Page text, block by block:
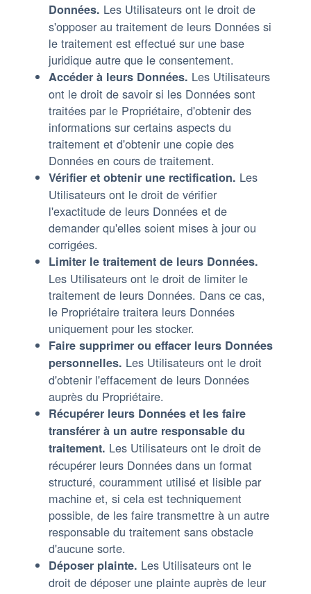
Données. Les Utilisateurs ont le droit de
s'opposer au traitement de leurs Données si
le traitement est effectué sur une base
juridique autre que le consentement.
Accéder à leurs Données. Les Utilisateurs
ont le droit de savoir si les Données sont
traitées par le Propriétaire, d'obtenir des
informations sur certains aspects du
traitement et d'obtenir une copie des
Données en cours de traitement.
Vérifier et obtenir une rectification. Les
Utilisateurs ont le droit de vérifier
l'exactitude de leurs Données et de
demander qu'elles soient mises à jour ou
corrigées.
Limiter le traitement de leurs Données.
Les Utilisateurs ont le droit de limiter le
traitement de leurs Données. Dans ce cas,
le Propriétaire traitera leurs Données
uniquement pour les stocker.
Faire supprimer ou effacer leurs Données
personnelles. Les Utilisateurs ont le droit
d'obtenir l'effacement de leurs Données
auprès du Propriétaire.
Récupérer leurs Données et les faire
transférer à un autre responsable du
traitement. Les Utilisateurs ont le droit de
récupérer leurs Données dans un format
structuré, couramment utilisé et lisible par
machine et, si cela est techniquement
possible, de les faire transmettre à un autre
responsable du traitement sans obstacle
d'aucune sorte.
Déposer plainte. Les Utilisateurs ont le
droit de déposer une plainte auprès de leur